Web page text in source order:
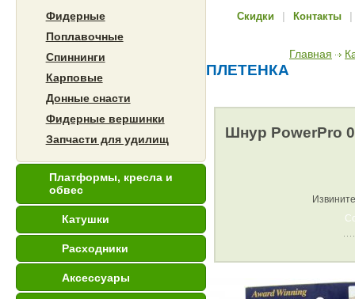
Фидерные
Поплавочные
Спиннинги
Карповые
Донные снасти
Фидерные вершинки
Запчасти для удилищ
Платформы, кресла и
обвес
Катушки
Расходники
Аксессуары
Скидки Контакты
ПЛЕТЕНКА
Главная
Шнур PowerPro